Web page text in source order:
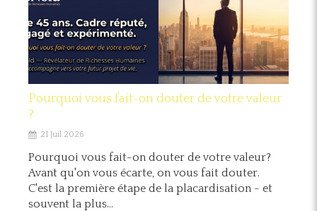
Pourquoi vous fait-on douter de votre valeur
?
21 Juil 2026
Pourquoi vous fait-on douter de votre valeur?
Avant qu'on vous écarte, on vous fait douter.
C'est la première étape de la placardisation - et
souvent la plus...